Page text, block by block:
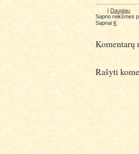
| Daugiau
Sapno reikšmes
Sapnai K
Komentarų
Rašyti